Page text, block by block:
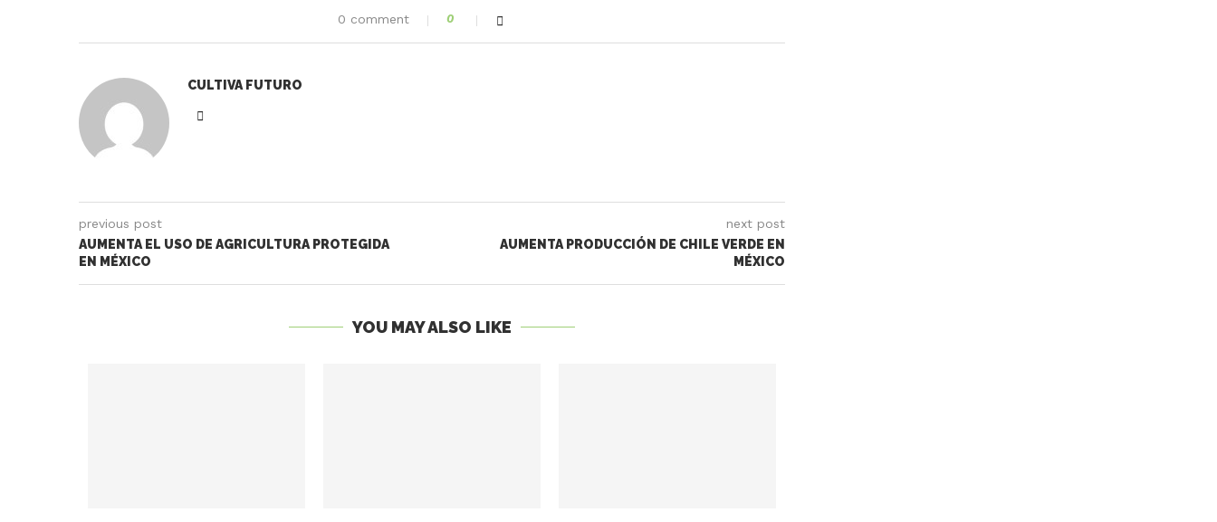
0 comment 0
CULTIVA FUTURO
previous post
AUMENTA EL USO DE AGRICULTURA PROTEGIDA
EN MÉXICO
next post
AUMENTA PRODUCCIÓN DE CHILE VERDE EN
MÉXICO
YOU MAY ALSO LIKE